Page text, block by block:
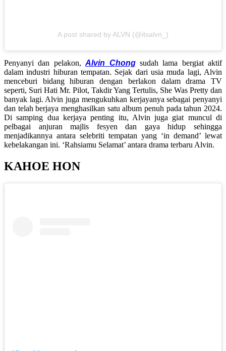
A post shared by ALVN (@itsalvn_)
Penyanyi dan pelakon,Alvin Chongsudah lama bergiat aktif
dalam industri hiburan tempatan. Sejak dari usia muda lagi, Alvin
menceburi bidang hiburan dengan berlakon dalam drama TV
seperti, Suri Hati Mr. Pilot, Takdir Yang Tertulis, She Was Pretty dan
banyak lagi. Alvin juga mengukuhkan kerjayanya sebagai penyanyi
dan telah berjaya menghasilkan satu album penuh pada tahun 2024.
Di samping dua kerjaya penting itu, Alvin juga giat muncul di
pelbagai anjuran majlis fesyen dan gaya hidup sehingga
menjadikannya antara selebriti tempatan yang ‘in demand’ lewat
kebelakangan ini. ‘Rahsiamu Selamat’ antara drama terbaru Alvin.
KAHOE HON